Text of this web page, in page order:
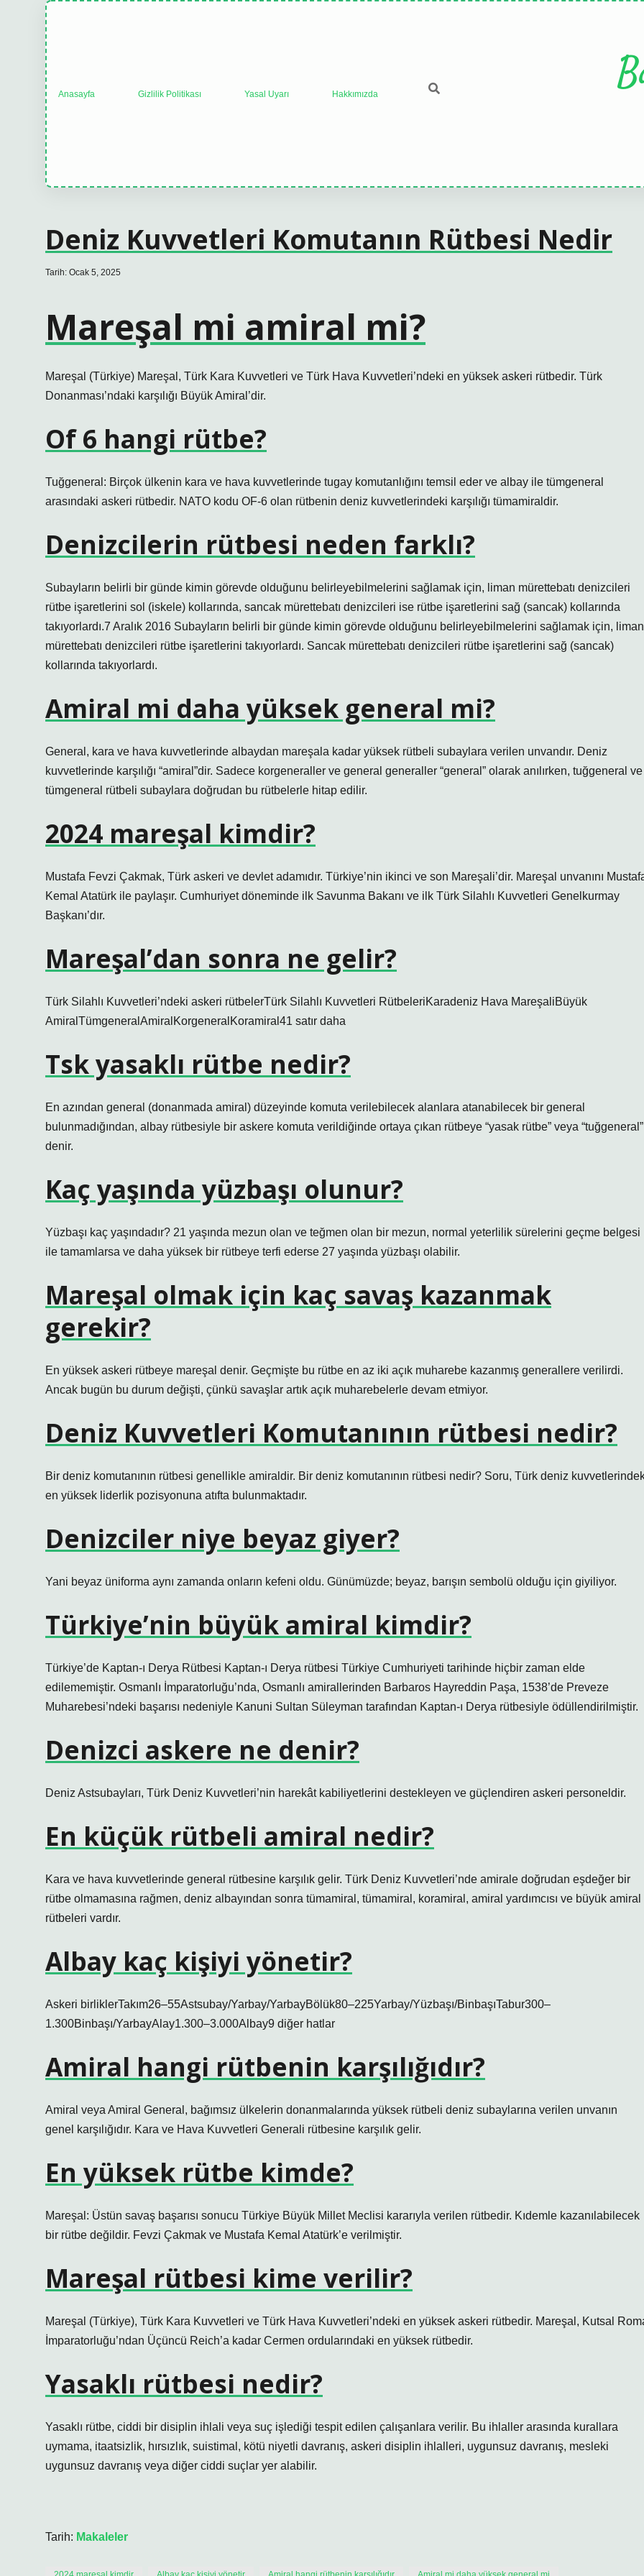
Anasayfa Gizlilik Politikası Yasal Uyarı Hakkımızda
Deniz Kuvvetleri Komutanın Rütbesi Nedir
Tarih: Ocak 5, 2025
Mareşal mi amiral mi?
Mareşal (Türkiye) Mareşal, Türk Kara Kuvvetleri ve Türk Hava Kuvvetleri’ndeki en yüksek askeri rütbedir. Türk
Donanması’ndaki karşılığı Büyük Amiral’dir.
Of 6 hangi rütbe?
Tuğgeneral: Birçok ülkenin kara ve hava kuvvetlerinde tugay komutanlığını temsil eder ve albay ile tümgeneral
arasındaki askeri rütbedir. NATO kodu OF-6 olan rütbenin deniz kuvvetlerindeki karşılığı tümamiraldir.
Denizcilerin rütbesi neden farklı?
Subayların belirli bir günde kimin görevde olduğunu belirleyebilmelerini sağlamak için, liman mürettebatı denizcileri
rütbe işaretlerini sol (iskele) kollarında, sancak mürettebatı denizcileri ise rütbe işaretlerini sağ (sancak) kollarında
takıyorlardı.7 Aralık 2016 Subayların belirli bir günde kimin görevde olduğunu belirleyebilmelerini sağlamak için, liman
mürettebatı denizcileri rütbe işaretlerini takıyorlardı. Sancak mürettebatı denizcileri rütbe işaretlerini sağ (sancak)
kollarında takıyorlardı.
Amiral mi daha yüksek general mi?
General, kara ve hava kuvvetlerinde albaydan mareşala kadar yüksek rütbeli subaylara verilen unvandır. Deniz
kuvvetlerinde karşılığı “amiral”dir. Sadece korgeneraller ve general generaller “general” olarak anılırken, tuğgeneral ve
tümgeneral rütbeli subaylara doğrudan bu rütbelerle hitap edilir.
2024 mareşal kimdir?
Mustafa Fevzi Çakmak, Türk askeri ve devlet adamıdır. Türkiye’nin ikinci ve son Mareşali’dir. Mareşal unvanını
Kemal Atatürk ile paylaşır. Cumhuriyet döneminde ilk Savunma Bakanı ve ilk Türk Silahlı Kuvvetleri Genelkurmay
Başkanı’dır.
Mareşal’dan sonra ne gelir?
Türk Silahlı Kuvvetleri’ndeki askeri rütbelerTürk Silahlı Kuvvetleri RütbeleriKaradeniz Hava MareşaliBüyük
AmiralTümgeneralAmiralKorgeneralKoramiral41 satır daha
Tsk yasaklı rütbe nedir?
En azından general (donanmada amiral) düzeyinde komuta verilebilecek alanlara atanabilecek bir general
bulunmadığından, albay rütbesiyle bir askere komuta verildiğinde ortaya çıkan rütbeye “yasak rütbe” veya “tuğgeneral”
denir.
Kaç yaşında yüzbaşı olunur?
Yüzbaşı kaç yaşındadır? 21 yaşında mezun olan ve teğmen olan bir mezun, normal yeterlilik sürelerini geçme belgesi
ile tamamlarsa ve daha yüksek bir rütbeye terfi ederse 27 yaşında yüzbaşı olabilir.
Mareşal olmak için kaç savaş kazanmak
gerekir?
En yüksek askeri rütbeye mareşal denir. Geçmişte bu rütbe en az iki açık muharebe kazanmış generallere verilirdi.
Ancak bugün bu durum değişti, çünkü savaşlar artık açık muharebelerle devam etmiyor.
Deniz Kuvvetleri Komutanının rütbesi nedir?
Bir deniz komutanının rütbesi genellikle amiraldir. Bir deniz komutanının rütbesi nedir? Soru, Türk deniz
en yüksek liderlik pozisyonuna atıfta bulunmaktadır.
Denizciler niye beyaz giyer?
Yani beyaz üniforma aynı zamanda onların kefeni oldu. Günümüzde; beyaz, barışın sembolü olduğu için giyiliyor.
Türkiye’nin büyük amiral kimdir?
Türkiye’de Kaptan-ı Derya Rütbesi Kaptan-ı Derya rütbesi Türkiye Cumhuriyeti tarihinde hiçbir zaman elde
edilememiştir. Osmanlı İmparatorluğu’nda, Osmanlı amirallerinden Barbaros Hayreddin Paşa, 1538’de Preveze
Muharebesi’ndeki başarısı nedeniyle Kanuni Sultan Süleyman tarafından Kaptan-ı Derya rütbesiyle ödüllendirilmiştir.
Denizci askere ne denir?
Deniz Astsubayları, Türk Deniz Kuvvetleri’nin harekât kabiliyetlerini destekleyen ve güçlendiren askeri personeldir.
En küçük rütbeli amiral nedir?
Kara ve hava kuvvetlerinde general rütbesine karşılık gelir. Türk Deniz Kuvvetleri’nde amirale doğrudan eşdeğer bir
rütbe olmamasına rağmen, deniz albayından sonra tümamiral, tümamiral, koramiral, amiral yardımcısı ve büyük amiral
rütbeleri vardır.
Albay kaç kişiyi yönetir?
Askeri birliklerTakım26–55Astsubay/Yarbay/YarbayBölük80–225Yarbay/Yüzbaşı/BinbaşıTabur300–
1.300Binbaşı/YarbayAlay1.300–3.000Albay9 diğer hatlar
Amiral hangi rütbenin karşılığıdır?
Amiral veya Amiral General, bağımsız ülkelerin donanmalarında yüksek rütbeli deniz subaylarına verilen unvanın
genel karşılığıdır. Kara ve Hava Kuvvetleri Generali rütbesine karşılık gelir.
En yüksek rütbe kimde?
Mareşal: Üstün savaş başarısı sonucu Türkiye Büyük Millet Meclisi kararıyla verilen rütbedir. Kıdemle kazanılabilecek
bir rütbe değildir. Fevzi Çakmak ve Mustafa Kemal Atatürk’e verilmiştir.
Mareşal rütbesi kime verilir?
Mareşal (Türkiye), Türk Kara Kuvvetleri ve Türk Hava Kuvvetleri’ndeki en yüksek askeri rütbedir. Mareşal, Kutsal
İmparatorluğu’ndan Üçüncü Reich’a kadar Cermen ordularındaki en yüksek rütbedir.
Yasaklı rütbesi nedir?
Yasaklı rütbe, ciddi bir disiplin ihlali veya suç işlediği tespit edilen çalışanlara verilir. Bu ihlaller arasında kurallara
uymama, itaatsizlik, hırsızlık, suistimal, kötü niyetli davranış, askeri disiplin ihlalleri, uygunsuz davranış, mesleki
uygunsuz davranış veya diğer ciddi suçlar yer alabilir.
Tarih: Makaleler